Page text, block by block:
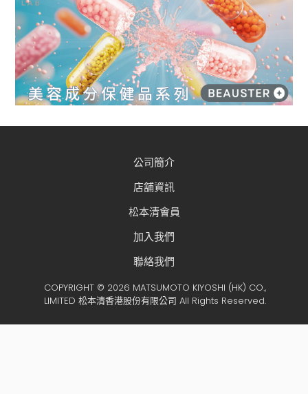
公司簡介
店舖資訊
松本清會員
加入我們
聯絡我們
COPYRIGHT © 2026 MATSUMOTO KIYOSHI (HK) CO.,
LIMITED 松本清香港股份有限公司 All Rights Reserved.